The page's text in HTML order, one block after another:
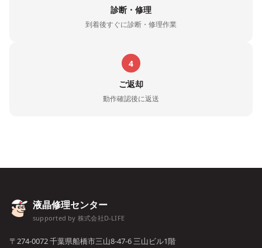
診断・修理
到着後すぐに診断・修理作業
4
ご返却
動作確認後に返送
液晶修理センター
supported by 株式会社D-LIFE
〒274-0072 千葉県船橋市三山8-47-6 三山ビル1階